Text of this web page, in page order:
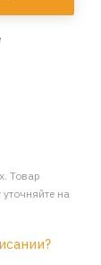
Товар
на